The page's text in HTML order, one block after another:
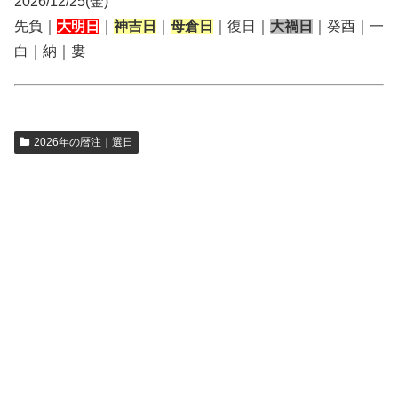
先負｜ 大明日 神吉日 母倉日 ｜復日｜ 大禍日
｜癸酉｜一
白｜納｜婁
2026年の暦注｜選日